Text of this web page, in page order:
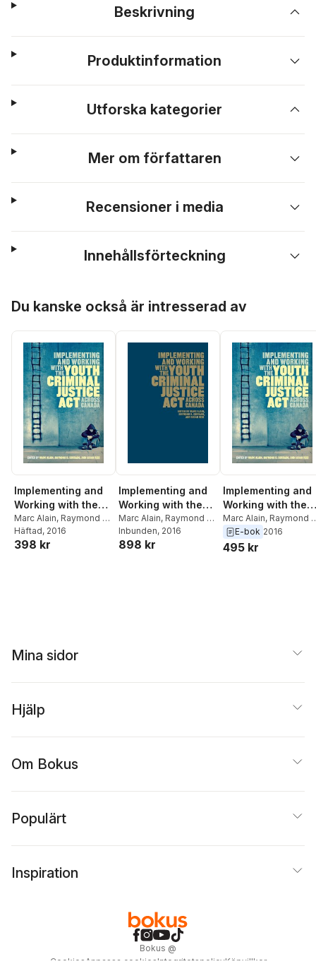
Beskrivning
Produktinformation
Utforska kategorier
Mer om författaren
Recensioner i media
Innehållsförteckning
Du kanske också är intresserad av
Implementing and
Working with the
Youth Criminal
Justice Act Across
Canada
Marc Alain, Raymond R.
Corrado,Susan Reid
Häftad, 2016
398 kr
Implementing and
Working with the
Youth Criminal
Justice Act Across
Canada
Marc Alain, Raymond R.
Corrado,Susan Reid
Inbunden, 2016
898 kr
Implementing and
Working with the
Youth Criminal
Justice Act Across
Canada
Marc Alain, Raymond
Corrado, Susan Reid
E-bok 2016
495 kr
Mina sidor
Hjälp
Om Bokus
Populärt
Inspiration
Bokus @
Cookies Anpassa cookies IntegritetspolicyKöpvillkor